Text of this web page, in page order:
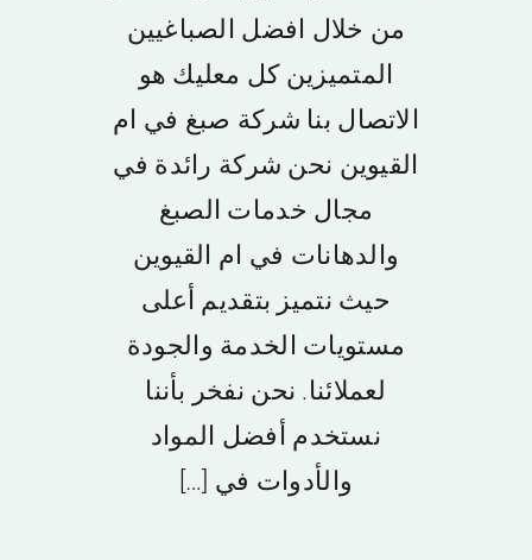
سياسة الخصوصية
من خلال افضل الصباغيين
المتميزين كل معليك هو
الاتصال بنا شركة صبغ في ام
القيوين نحن شركة رائدة في
مجال خدمات الصبغ
والدهانات في ام القيوين
حيث نتميز بتقديم أعلى
مستويات الخدمة والجودة
لعملائنا. نحن نفخر بأننا
نستخدم أفضل المواد
والأدوات في […]